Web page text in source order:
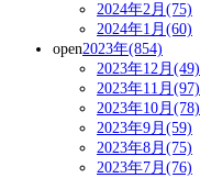
2024年2月(75)
2024年1月(60)
open2023年(854)
2023年12月(49)
2023年11月(97)
2023年10月(78)
2023年9月(59)
2023年8月(75)
2023年7月(76)